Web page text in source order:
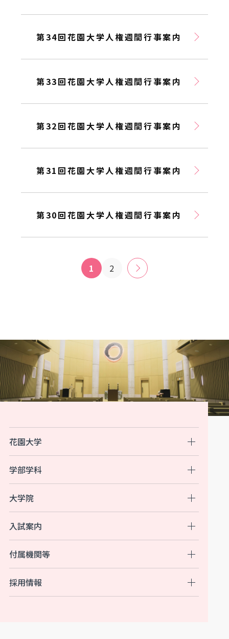
第34回花園大学人権週間行事案内
第33回花園大学人権週間行事案内
第32回花園大学人権週間行事案内
第31回花園大学人権週間行事案内
第30回花園大学人権週間行事案内
1 2 »
花園大学
入試案内
付属機関等
学部学科
大学院
採用情報